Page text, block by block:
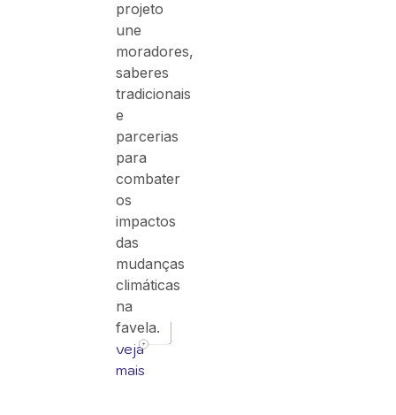
projeto
une
moradores,
saberes
tradicionais
e
parcerias
para
combater
os
impactos
das
mudanças
climáticas
na
favela.
veja
mais